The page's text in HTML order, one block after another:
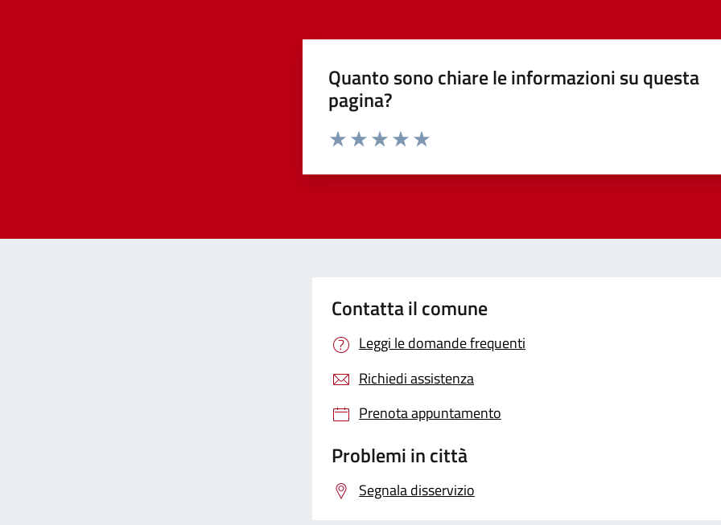
Quanto sono chiare le informazioni su questa
pagina?
Contatta il comune
Leggi le domande frequenti
Richiedi assistenza
Prenota appuntamento
Problemi in città
Segnala disservizio